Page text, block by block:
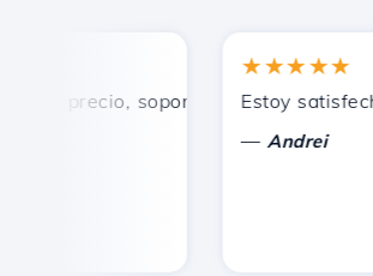
precio, soporte técnico rápido y
★★★★★
Estoy satisfecho
Andrei